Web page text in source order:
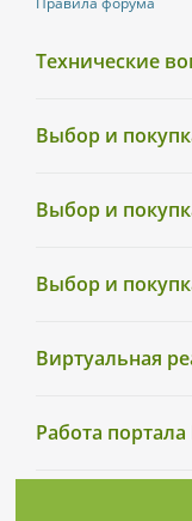
Технические
Выбор и
Выбор и
Выбор и
Виртуальная
Работа портала